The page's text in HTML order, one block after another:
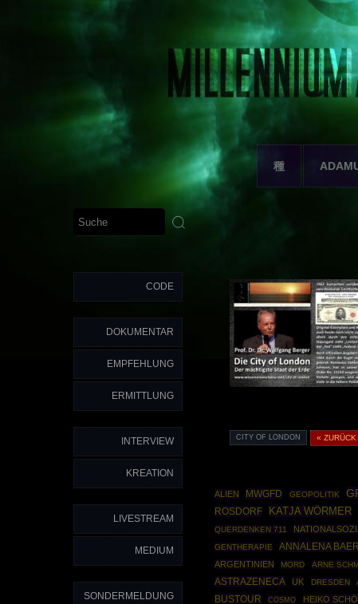
種
CODE
DOKUMENTAR
EMPFEHLUNG
ERMITTLUNG
INTERVIEW
KREATION
LIVESTREAM
MEDIUM
SONDERMELDUNG
CITY OF LONDON « ZURÜCK
ALIEN MWGFD GEOPOLITIK
ROSDORF
KATJA WÖRMER
QUERDENKEN 711
GENTHERAPIE
ANNALENA
ARGENTINIEN
MORD ARNE
ASTRAZENECA UK DRESDEN
BUSTOUR COSMO HEIKO